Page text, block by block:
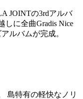
JOINTの3rdアルバ
しに全曲Gradis Nice
ルバムが完成。
島特有の軽快なノリ